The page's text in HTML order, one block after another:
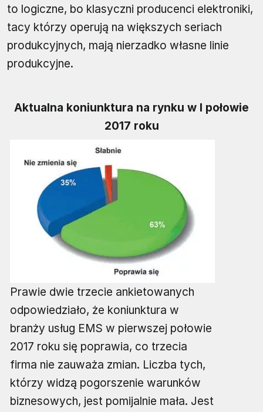
to logiczne, bo klasyczni producenci elektroniki,
tacy którzy operują na większych seriach
produkcyjnych, mają nierzadko własne linie
produkcyjne.
Aktualna koniunktura na rynku w I połowie
2017 roku
Prawie dwie trzecie ankietowanych
odpowiedziało, że koniunktura w
branży usług EMS w pierwszej połowie
2017 roku się poprawia, co trzecia
firma nie zauważa zmian. Liczba tych,
którzy widzą pogorszenie warunków
biznesowych, jest pomijalnie mała. Jest